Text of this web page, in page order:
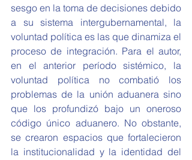
sesgo en la toma de decisiones debido
a su sistema intergubernamental, la
voluntad política es las que dinamiza el
proceso de integración. Para el autor,
en el anterior período sistémico, la
voluntad política no combatió los
problemas de la unión aduanera sino
que los profundizó bajo un oneroso
código único aduanero. No obstante,
se crearon espacios que fortalecieron
la institucionalidad y la identidad del